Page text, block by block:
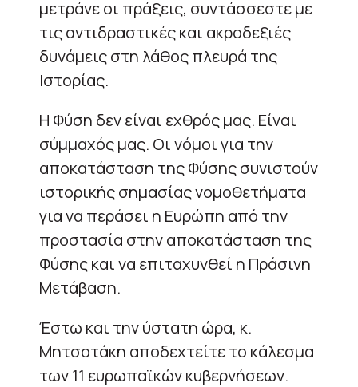
μετράνε οι πράξεις, συντάσσεστε με
τις αντιδραστικές και ακροδεξιές
δυνάμεις στη λάθος πλευρά της
Ιστορίας.
Η Φύση δεν είναι εχθρός μας. Είναι
σύμμαχός μας. Οι νόμοι για την
αποκατάσταση της Φύσης συνιστούν
ιστορικής σημασίας νομοθετήματα
για να περάσει η Ευρώπη από την
προστασία στην αποκατάσταση της
Φύσης και να επιταχυνθεί η Πράσινη
Μετάβαση.
Έστω και την ύστατη ώρα, κ.
Μητσοτάκη αποδεχτείτε το κάλεσμα
των 11 ευρωπαϊκών κυβερνήσεων.